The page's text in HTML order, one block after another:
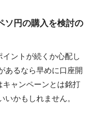
ソ円の購入を検討の
ントが続くか心配し
あるなら早めに口座開
ャンペーンとは銘打
いかもしれません。